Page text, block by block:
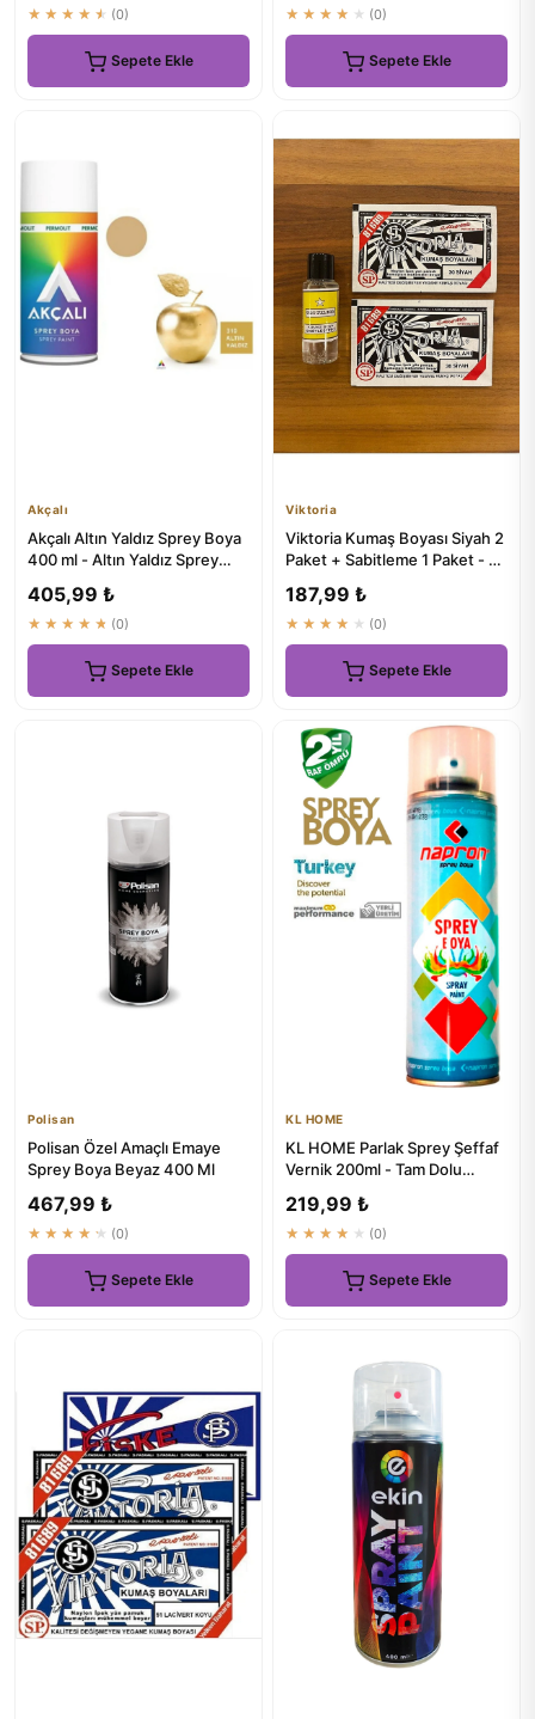
★★★★★ (0)
Sepete Ekle
★★★★★ (0)
Sepete Ekle
Akçalı
Akçalı Altın Yaldız Sprey Boya
400 ml - Altın Yaldız Sprey
405,99 ₺
★★★★★ (0)
Sepete Ekle
Viktoria
Viktoria Kumaş Boyası Siyah 2
Paket + Sabitleme 1 Paket - En
187,99 ₺
★★★★★ (0)
Sepete Ekle
Polisan
Polisan Özel Amaçlı Emaye
Sprey Boya Beyaz 400 Ml
467,99 ₺
★★★★★ (0)
Sepete Ekle
KL HOME
KL HOME Parlak Sprey Şeffaf
Vernik 200ml - Tam Dolu
219,99 ₺
★★★★★ (0)
Sepete Ekle